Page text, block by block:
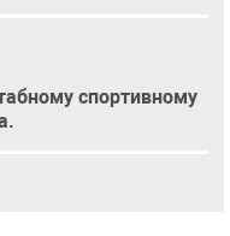
спортивному